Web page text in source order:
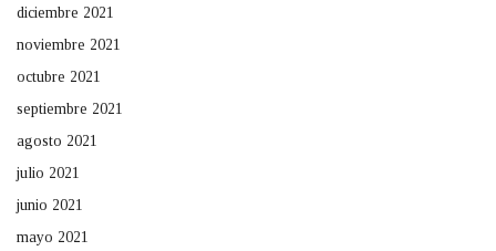
diciembre 2021
noviembre 2021
octubre 2021
septiembre 2021
agosto 2021
julio 2021
junio 2021
mayo 2021